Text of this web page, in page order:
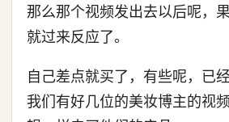
那么那个视频发出去以后呢，
就过来反应了。
自己差点就买了，有些呢，已
我们有好几位的美妆博主的视